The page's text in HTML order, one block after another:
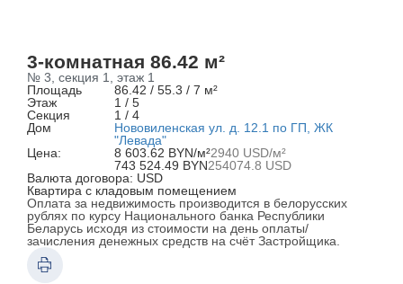
3-комнатная 86.42 м²
№ 3, секция 1, этаж 1
Площадь
86.42 / 55.3 / 7 м²
Этаж
1 / 5
Секция
1 / 4
Дом
Нововиленская ул. д. 12.1 по ГП, ЖК
"Левада"
Цена:
8 603.62 BYN/м²2940 USD/м²
743 524.49 BYN254074.8 USD
Валюта договора: USD
Квартира с кладовым помещением
Оплата за недвижимость производится в белорусских
рублях по курсу Национального банка Республики
Беларусь исходя из стоимости на день оплаты/
зачисления денежных средств на счёт Застройщика.